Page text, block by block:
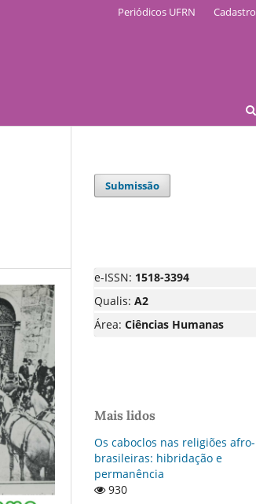
Periódicos UFRN Cadastro
Submissão
e-ISSN: 1518-3394
Qualis: A2
Área: Ciências Humanas
Mais lidos
Os caboclos nas religiões afro-
brasileiras: hibridação e
permanência
930